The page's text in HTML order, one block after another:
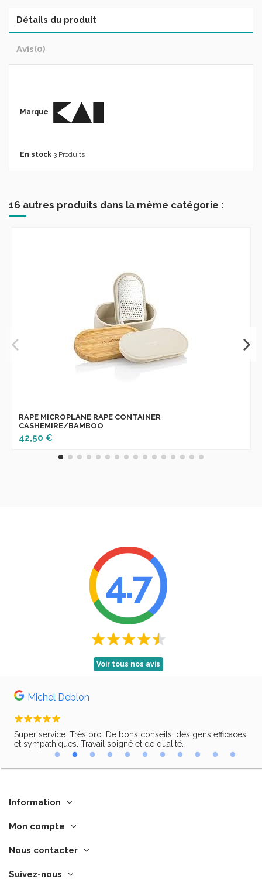
Détails du produit
Avis(0)
Marque
En stock 3 Produits
16 autres produits dans la même catégorie :
RAPE MICROPLANE RAPE CONTAINER
CASHEMIRE/BAMBOO
42,50 €
4.7
Voir tous nos avis
Michel Deblon
Super service. Très pro. De bons conseils, des gens efficaces
et sympathiques. Travail soigné et de qualité.
Information
Mon compte
Nous contacter
Suivez-nous